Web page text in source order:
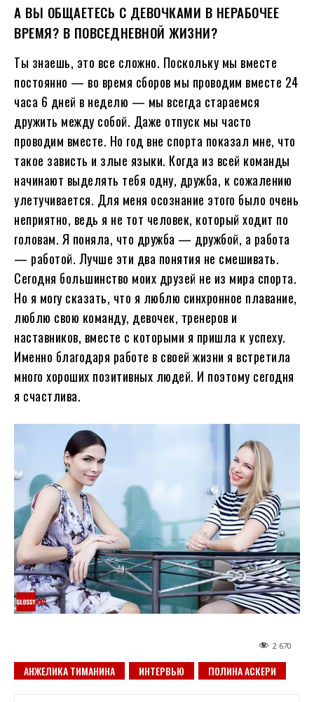
А ВЫ ОБЩАЕТЕСЬ С ДЕВОЧКАМИ В НЕРАБОЧЕЕ
ВРЕМЯ? В ПОВСЕДНЕВНОЙ ЖИЗНИ?
Ты знаешь, это все сложно. Поскольку мы вместе
постоянно — во время сборов мы проводим вместе 24
часа 6 дней в неделю — мы всегда стараемся
дружить между собой. Даже отпуск мы часто
проводим вместе. Но год вне спорта показал мне, что
такое зависть и злые языки. Когда из всей команды
начинают выделять тебя одну, дружба, к сожалению
улетучивается. Для меня осознание этого было очень
неприятно, ведь я не тот человек, который ходит по
головам. Я поняла, что дружба — дружбой, а работа
— работой. Лучше эти два понятия не смешивать.
Сегодня большинство моих друзей не из мира спорта.
Но я могу сказать, что я люблю синхронное плавание,
люблю свою команду, девочек, тренеров и
наставников, вместе с которыми я пришла к успеху.
Именно благодаря работе в своей жизни я встретила
много хороших позитивных людей. И поэтому сегодня
я счастлива.
2 670
АНЖЕЛИКА ТИМАНИНА ИНТЕРВЬЮ ПОЛИНА АСКЕРИ